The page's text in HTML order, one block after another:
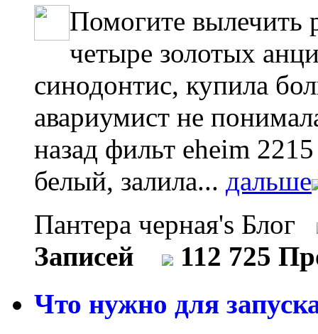
Помогите вылечить
четыре золотых
синодонтис, купила
авариумист не
назад фильт eheim
белый, залила... дальше
Пантера черная's Блог
Записей
112 725
Что нужно для